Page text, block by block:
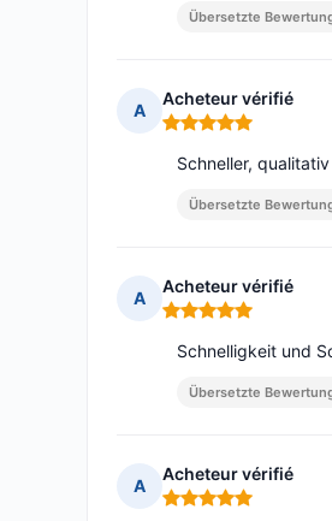
Übersetzte
A
Acheteur vérifié
Hinweis: 5 von 5
Schneller,
Übersetzte
A
Acheteur vérifié
Hinweis: 5 von 5
Schnelligkeit und
Übersetzte
A
Acheteur vérifié
Hinweis: 5 von 5